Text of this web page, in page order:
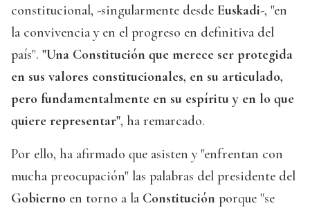
constitucional, -singularmente desde Euskadi-, "en
la convivencia y en el progreso en definitiva del
país". "Una Constitución que merece ser protegida
en sus valores constitucionales, en su articulado,
pero fundamentalmente en su espíritu y en lo que
quiere representar", ha remarcado.
Por ello, ha afirmado que asisten y "enfrentan con
mucha preocupación" las palabras del presidente del
Gobierno en torno a la Constitución porque "se